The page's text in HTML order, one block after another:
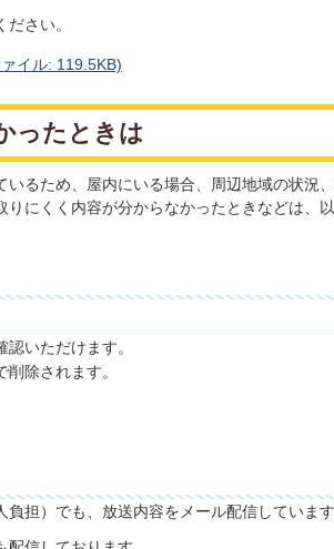
さい。
イル: 119.5KB)
ったときは
るため、屋内にいる場合、周辺地域の状況
にくく内容が分からなかったときなどは、
いただけます。
削除されます。
担）でも、放送内容をメール配信しています